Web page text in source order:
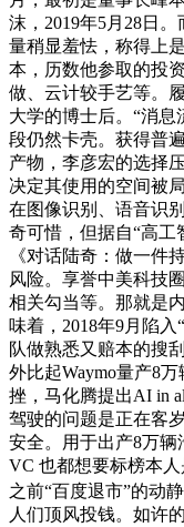
沫，2019年5月28日
量稍显羞怯，称得上
本，历数他参取的投
做、云计较手艺等。
大学的博士后。“消
段仍然卡壳。获得普
产物，李彦宏的选择
决定其使用的空间被
在图像识别、语音识
奇可惜，但据自“高工
《对话陆奇：做一件
风险。享誉中美科技
相关勾当等。那就是
味着，2018年9月陷
队做熟悉又赔本的搜
外比起Waymo量产8
挫，马化腾提出AI in
驾驶的问题是正在客
安全。用于出产8万辆
VC 也都想要标榜本人
之前“百度退市”的动
人们顶风投钱。如许